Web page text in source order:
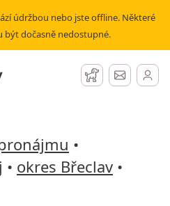
údržbou nebo jste offline. Některé
být dočasně nedostupné.
Hlídací pes
Zprávy
při pohybu v mapě
•
• okres Břeclav •